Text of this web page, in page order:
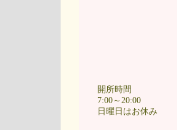
開所時間
7:00～20:00
日曜日はお休み